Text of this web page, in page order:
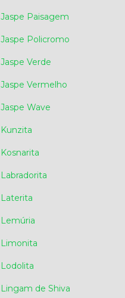
Jaspe Paisagem
Jaspe Policromo
Jaspe Verde
Jaspe Vermelho
Jaspe Wave
Kunzita
Kosnarita
Labradorita
Laterita
Lemúria
Limonita
Lodolita
Lingam de Shiva